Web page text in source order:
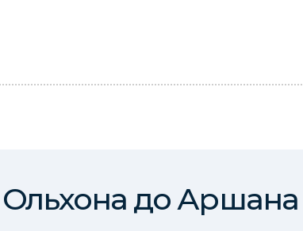
до Аршана